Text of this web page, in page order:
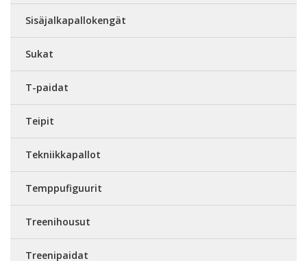
Sisäjalkapallokengät
Sukat
T-paidat
Teipit
Tekniikkapallot
Temppufiguurit
Treenihousut
Treenipaidat